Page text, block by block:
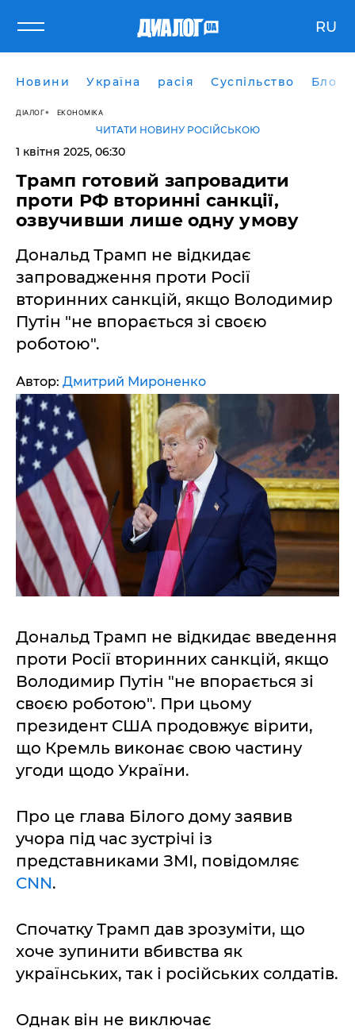
RU
Новини Україна расія Суспільство Блоги
ДІАЛОГ ЕКОНОМІКА
ЧИТАТИ НОВИНУ РОСІЙСЬКОЮ
1 квітня 2025, 06:30
Трамп готовий запровадити
проти РФ вторинні санкції,
озвучивши лише одну умову
Дональд Трамп не відкидає
запровадження проти Росії
вторинних санкцій, якщо Володимир
Путін "не впорається зі своєю
роботою".
Автор: Дмитрий Мироненко
Дональд Трамп не відкидає введення
проти Росії вторинних санкцій, якщо
Володимир Путін "не впорається зі
своєю роботою". При цьому
президент США продовжує вірити,
що Кремль виконає свою частину
угоди щодо України.
Про це глава Білого дому заявив
учора під час зустрічі із
представниками ЗМІ, повідомляє
CNN.
Спочатку Трамп дав зрозуміти, що
хоче зупинити вбивства як
українських, так і російських солдатів.
Однак він не виключає